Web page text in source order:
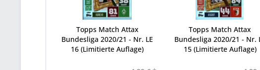
Topps Match Attax
Bundesliga 2020/21 - Nr. LE
16 (Limitierte Auflage)
Topps Match Attax
Bundesliga 2020/21 - Nr.
15 (Limitierte Auflage)